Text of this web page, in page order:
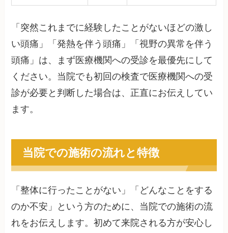
「突然これまでに経験したことがないほどの激し
い頭痛」「発熱を伴う頭痛」「視野の異常を伴う
頭痛」は、まず医療機関への受診を最優先にして
ください。当院でも初回の検査で医療機関への受
診が必要と判断した場合は、正直にお伝えしてい
ます。
当院での施術の流れと特徴
「整体に行ったことがない」「どんなことをする
のか不安」という方のために、当院での施術の流
れをお伝えします。初めて来院される方が安心し